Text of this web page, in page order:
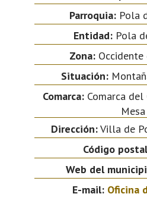
Parroquia: Pola
Entidad:Pola
Zona:Occidente
Situación:
Comarca:Comarca del
Mesa
Dirección:Villa de
Código
Web del
E-mail: Oficina